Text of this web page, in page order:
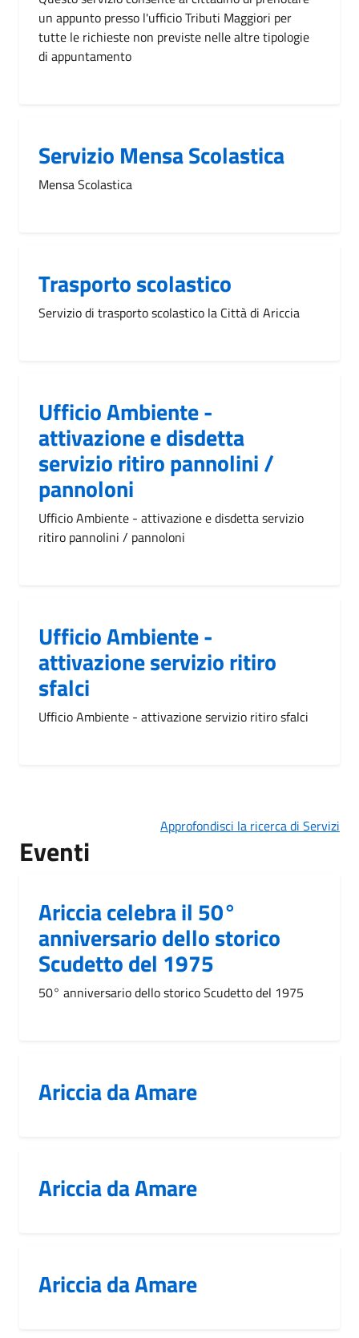
un appunto presso l'ufficio Tributi Maggiori per
tutte le richieste non previste nelle altre tipologie
di appuntamento
Servizio Mensa Scolastica
Mensa Scolastica
Trasporto scolastico
Servizio di trasporto scolastico la Città di Ariccia
Ufficio Ambiente -
attivazione e disdetta
servizio ritiro pannolini /
pannoloni
Ufficio Ambiente - attivazione e disdetta servizio
ritiro pannolini / pannoloni
Ufficio Ambiente -
attivazione servizio ritiro
sfalci
Ufficio Ambiente - attivazione servizio ritiro sfalci
Approfondisci la ricerca di Servizi
Eventi
Ariccia celebra il 50°
anniversario dello storico
Scudetto del 1975
50° anniversario dello storico Scudetto del 1975
Ariccia da Amare
Ariccia da Amare
Ariccia da Amare